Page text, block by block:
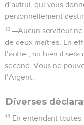
d’autrui, qui vous
personnellement
13 —Aucun serviteur ne
de deux maîtres. En
l’autre ; ou bien il
second. Vous ne
l’Argent.
Diverses
14 En entendant toutes